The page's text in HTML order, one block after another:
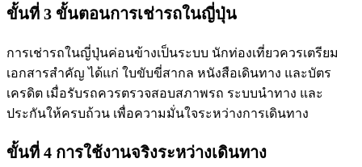
ขั้นที่ 3 ขั้นตอนการเช่ารถในญี่ปุ่น
การเช่ารถในญี่ปุ่นค่อนข้างเป็นระบบ นักท่องเที่ยวควรเตรียม
เอกสารสำคัญ ได้แก่ ใบขับขี่สากล หนังสือเดินทาง และบัตร
เครดิต เมื่อรับรถควรตรวจสอบสภาพรถ ระบบนำทาง และ
ประกันให้ครบถ้วน เพื่อความมั่นใจระหว่างการเดินทาง
ขั้นที่ 4 การใช้งานจริงระหว่างเดินทาง